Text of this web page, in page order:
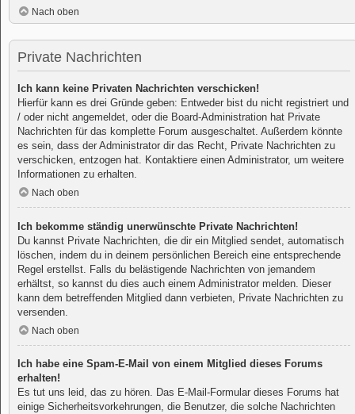
Nach oben
Private Nachrichten
Ich kann keine Privaten Nachrichten verschicken!
Hierfür kann es drei Gründe geben: Entweder bist du nicht registriert und
/ oder nicht angemeldet, oder die Board-Administration hat Private
Nachrichten für das komplette Forum ausgeschaltet. Außerdem könnte
es sein, dass der Administrator dir das Recht, Private Nachrichten zu
verschicken, entzogen hat. Kontaktiere einen Administrator, um weitere
Informationen zu erhalten.
Nach oben
Ich bekomme ständig unerwünschte Private Nachrichten!
Du kannst Private Nachrichten, die dir ein Mitglied sendet, automatisch
löschen, indem du in deinem persönlichen Bereich eine entsprechende
Regel erstellst. Falls du belästigende Nachrichten von jemandem
erhältst, so kannst du dies auch einem Administrator melden. Dieser
kann dem betreffenden Mitglied dann verbieten, Private Nachrichten zu
versenden.
Nach oben
Ich habe eine Spam-E-Mail von einem Mitglied dieses Forums
erhalten!
Es tut uns leid, das zu hören. Das E-Mail-Formular dieses Forums hat
einige Sicherheitsvorkehrungen, die Benutzer, die solche Nachrichten